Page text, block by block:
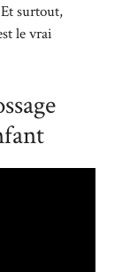
surtout,
le vrai